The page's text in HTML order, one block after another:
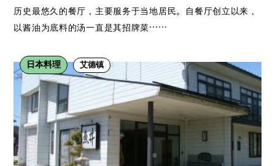
历史最悠久的餐厅，主要服务于当地居民。自餐厅创立以来，
以酱油为底料的汤一直是其招牌菜……
日本料理 艾德镇